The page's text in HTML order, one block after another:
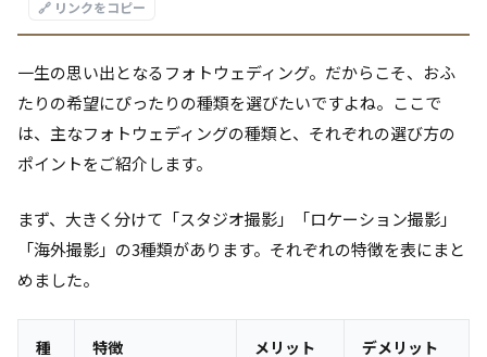
🔗 リンクをコピー
一生の思い出となるフォトウェディング。だからこそ、おふ
たりの希望にぴったりの種類を選びたいですよね。ここで
は、主なフォトウェディングの種類と、それぞれの選び方の
ポイントをご紹介します。
まず、大きく分けて「スタジオ撮影」「ロケーション撮影」
「海外撮影」の3種類があります。それぞれの特徴を表にまと
めました。
種
特徴 メリット デメリット